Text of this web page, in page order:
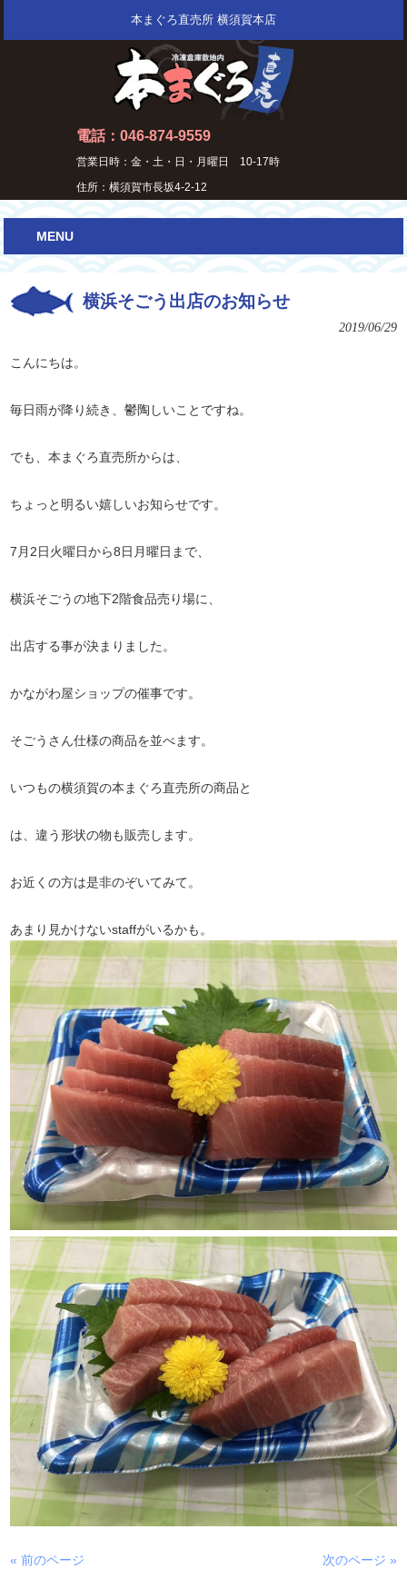
本まぐろ直売所 横須賀本店
電話：046-874-9559
営業日時：金・土・日・月曜日 10-17時
住所：横須賀市長坂4-2-12
MENU
横浜そごう出店のお知らせ
2019/06/29
こんにちは。
毎日雨が降り続き、鬱陶しいことですね。
でも、本まぐろ直売所からは、
ちょっと明るい嬉しいお知らせです。
7月2日火曜日から8日月曜日まで、
横浜そごうの地下2階食品売り場に、
出店する事が決まりました。
かながわ屋ショップの催事です。
そごうさん仕様の商品を並べます。
いつもの横須賀の本まぐろ直売所の商品と
は、違う形状の物も販売します。
お近くの方は是非のぞいてみて。
あまり見かけないstaffがいるかも。
« 前のページ 次のページ »